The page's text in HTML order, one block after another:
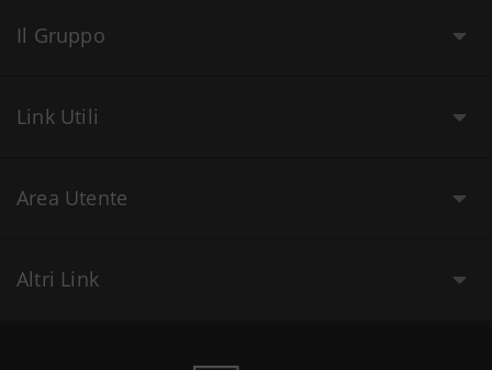
Il Gruppo
Link Utili
Area Utente
Altri Link